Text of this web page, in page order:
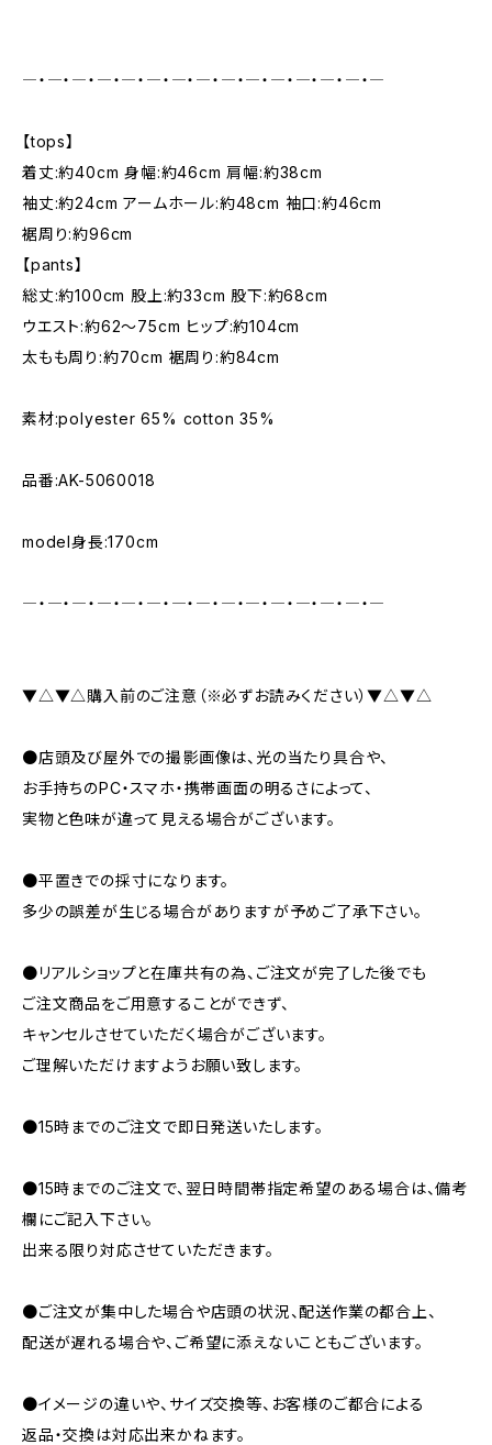
―・―・―・―・―・―・―・―・―・―・―・―・―・―・―
【tops】
着丈:約40cm 身幅:約46cm 肩幅:約38cm
袖丈:約24cm アームホール:約48cm 袖口:約46cm
裾周り:約96cm
【pants】
総丈:約100cm 股上:約33cm 股下:約68cm
ウエスト:約62～75cm ヒップ:約104cm
太もも周り:約70cm 裾周り:約84cm
素材:polyester 65% cotton 35%
品番:AK-5060018
model身長:170cm
―・―・―・―・―・―・―・―・―・―・―・―・―・―・―
▼△▼△購入前のご注意（※必ずお読みください）▼△▼△
●店頭及び屋外での撮影画像は、光の当たり具合や、
お手持ちのPC・スマホ・携帯画面の明るさによって、
実物と色味が違って見える場合がございます。
●平置きでの採寸になります。
多少の誤差が生じる場合がありますが予めご了承下さい。
●リアルショップと在庫共有の為、ご注文が完了した後でも
ご注文商品をご用意することができず、
キャンセルさせていただく場合がございます。
ご理解いただけますようお願い致します。
●15時までのご注文で即日発送いたします。
●15時までのご注文で、翌日時間帯指定希望のある場合は、備考
欄にご記入下さい。
出来る限り対応させていただきます。
●ご注文が集中した場合や店頭の状況、配送作業の都合上、
配送が遅れる場合や、ご希望に添えないこともございます。
●イメージの違いや、サイズ交換等、お客様のご都合による
返品・交換は対応出来かねます。